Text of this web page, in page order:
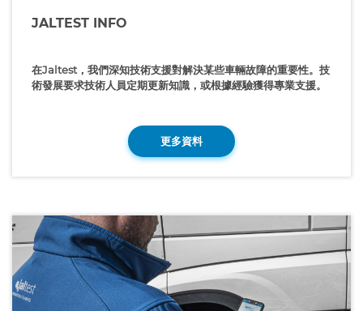
JALTEST INFO
在Jaltest，我們深知技術支援對解決某些車輛故障的重要性。技
術發展要求技術人員定期更新知識，或根據經驗獲得專業支援。
更多資料